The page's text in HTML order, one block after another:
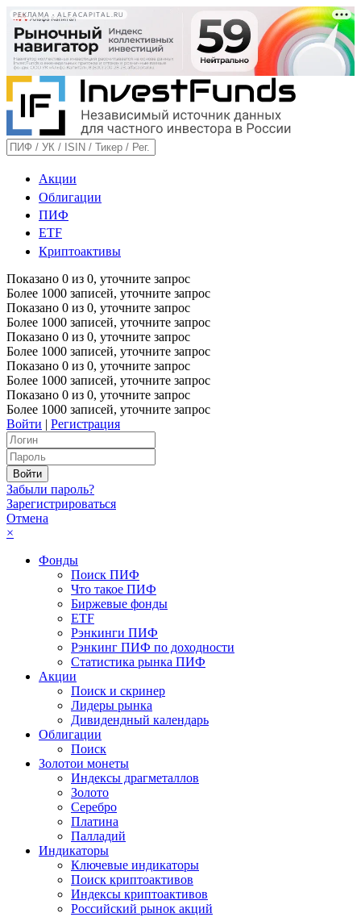
РЕКЛАМА • ALFACAPITAL.RU
Акции
Облигации
ПИФ
ETF
Криптоактивы
Показано 0 из 0, уточните запрос
Более 1000 записей, уточните запрос
Показано 0 из 0, уточните запрос
Более 1000 записей, уточните запрос
Показано 0 из 0, уточните запрос
Более 1000 записей, уточните запрос
Показано 0 из 0, уточните запрос
Более 1000 записей, уточните запрос
Показано 0 из 0, уточните запрос
Более 1000 записей, уточните запрос
Войти | Регистрация
Забыли пароль?
Зарегистрироваться
Отмена
×
Фонды
Поиск ПИФ
Что такое ПИФ
Биржевые фонды
ETF
Рэнкинги ПИФ
Рэнкинг ПИФ по доходности
Статистика рынка ПИФ
Акции
Поиск и скринер
Лидеры рынка
Дивидендный календарь
Облигации
Поиск
Золотои монеты
Индексы драгметаллов
Золото
Серебро
Платина
Палладий
Индикаторы
Ключевые индикаторы
Поиск криптоактивов
Индексы криптоактивов
Российский рынок акций